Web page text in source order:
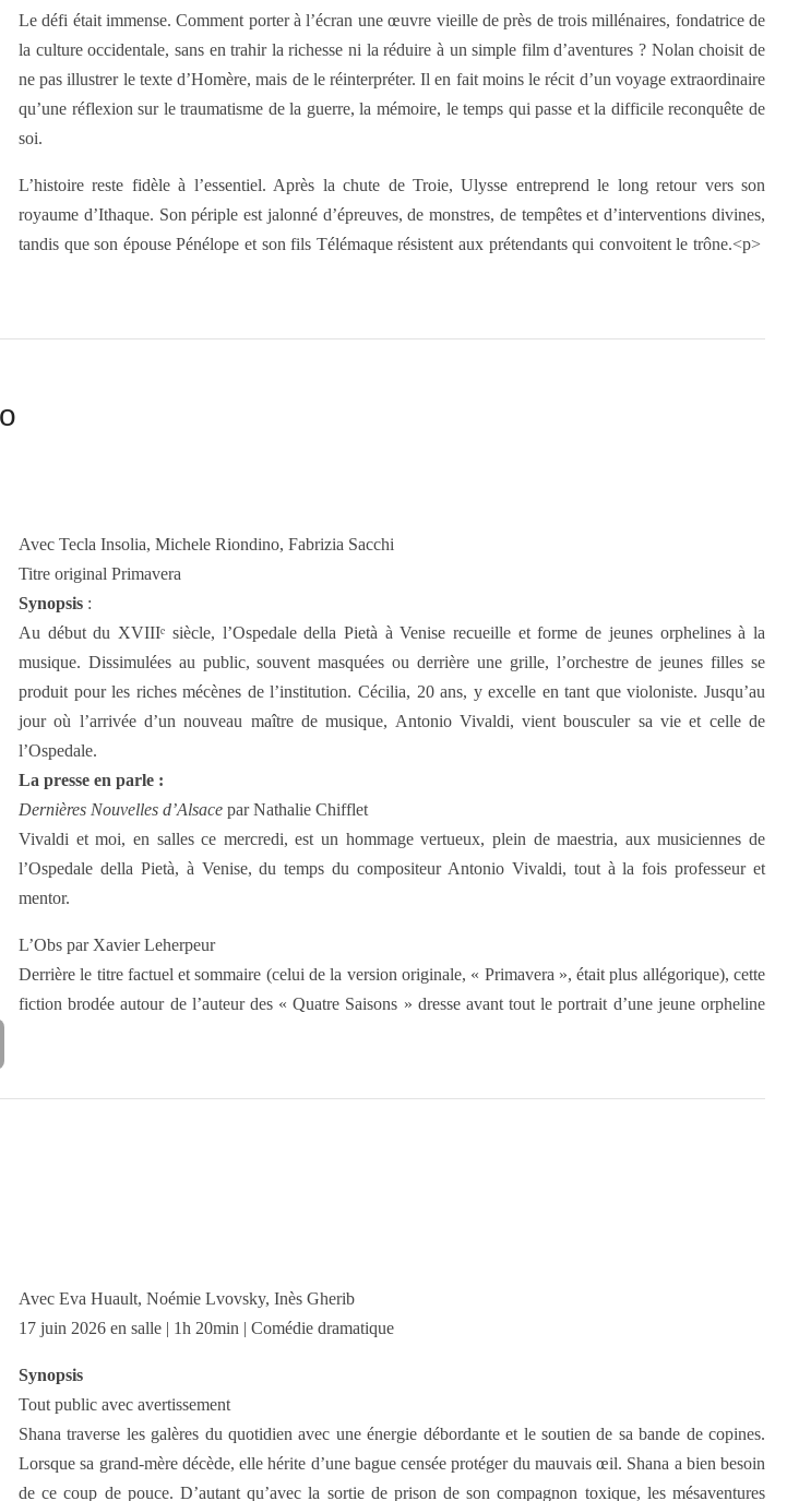
Le défi était immense. Comment porter à l’écran une œuvre vieille de près de trois millénaires, fondatrice de
la culture occidentale, sans en trahir la richesse ni la réduire à un simple film d’aventures ? Nolan choisit de
ne pas illustrer le texte d’Homère, mais de le réinterpréter. Il en fait moins le récit d’un voyage extraordinaire
qu’une réflexion sur le traumatisme de la guerre, la mémoire, le temps qui passe et la difficile reconquête de
soi.
L’histoire reste fidèle à l’essentiel. Après la chute de Troie, Ulysse entreprend le long retour vers son
royaume d’Ithaque. Son périple est jalonné d’épreuves, de monstres, de tempêtes et d’interventions divines,
tandis que son épouse Pénélope et son fils Télémaque résistent aux prétendants qui convoitent le trône.<p>
Avec Tecla Insolia, Michele Riondino, Fabrizia Sacchi
Titre original Primavera
Synopsis :
Au début du XVIIIᵉ siècle, l’Ospedale della Pietà à Venise recueille et forme de jeunes orphelines à la
musique. Dissimulées au public, souvent masquées ou derrière une grille, l’orchestre de jeunes filles se
produit pour les riches mécènes de l’institution. Cécilia, 20 ans, y excelle en tant que violoniste. Jusqu’au
jour où l’arrivée d’un nouveau maître de musique, Antonio Vivaldi, vient bousculer sa vie et celle de
l’Ospedale.
La presse en parle :
Dernières Nouvelles d’Alsace par Nathalie Chifflet
Vivaldi et moi, en salles ce mercredi, est un hommage vertueux, plein de maestria, aux musiciennes de
l’Ospedale della Pietà, à Venise, du temps du compositeur Antonio Vivaldi, tout à la fois professeur et
mentor.
L’Obs par Xavier Leherpeur
Derrière le titre factuel et sommaire (celui de la version originale, « Primavera », était plus allégorique), cette
fiction brodée autour de l’auteur des « Quatre Saisons » dresse avant tout le portrait d’une jeune orpheline
Avec Eva Huault, Noémie Lvovsky, Inès Gherib
17 juin 2026 en salle | 1h 20min | Comédie dramatique
Synopsis
Tout public avec avertissement
Shana traverse les galères du quotidien avec une énergie débordante et le soutien de sa bande de copines.
Lorsque sa grand-mère décède, elle hérite d’une bague censée protéger du mauvais œil. Shana a bien besoin
de ce coup de pouce. D’autant qu’avec la sortie de prison de son compagnon toxique, les mésaventures